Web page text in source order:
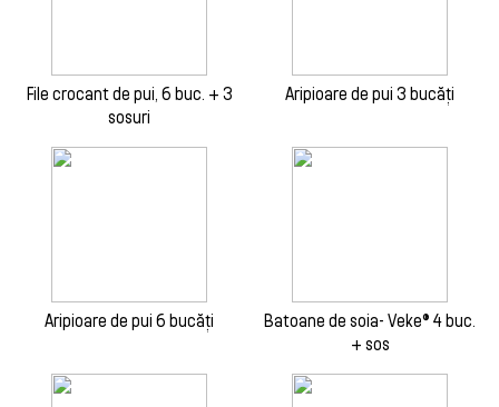
File crocant de pui, 6 buc. + 3
sosuri
Aripioare de pui 3 bucăți
Aripioare de pui 6 bucăți
Batoane de soia- Veke® 4 buc.
+ sos